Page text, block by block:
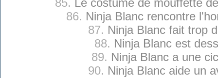
86. Ninja Blanc rencontre
87. Ninja Blanc fait trop
88. Ninja Blanc est
89. Ninja Blanc a une
90. Ninja Blanc aide un